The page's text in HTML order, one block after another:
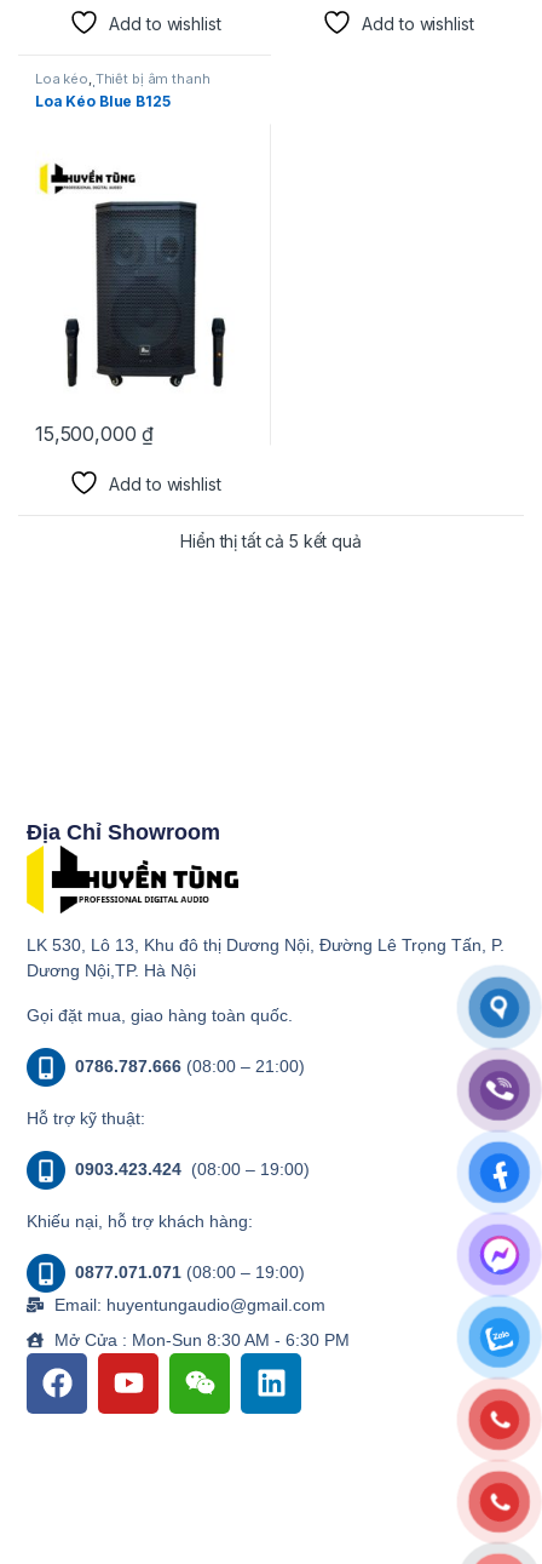
Add to wishlist Add to wishlist
Loa kéo, Thiết bị âm thanh
karaoke | KTV
Loa Kéo Blue B125
15,500,000₫
Add to wishlist
Hiển thị tất cả 5 kết quả
Địa Chỉ Showroom
LK 530, Lô 13, Khu đô thị Dương Nội, Đường Lê Trọng Tấn, P.
Dương Nội,TP. Hà Nội
Gọi đặt mua, giao hàng toàn quốc.
0786.787.666 (08:00 – 21:00)
Hỗ trợ kỹ thuật:
0903.423.424 (08:00 – 19:00)
Khiếu nại, hỗ trợ khách hàng:
0877.071.071 (08:00 – 19:00)
Email: huyentungaudio@gmail.com
Mở Cửa : Mon-Sun 8:30 AM - 6:30 PM